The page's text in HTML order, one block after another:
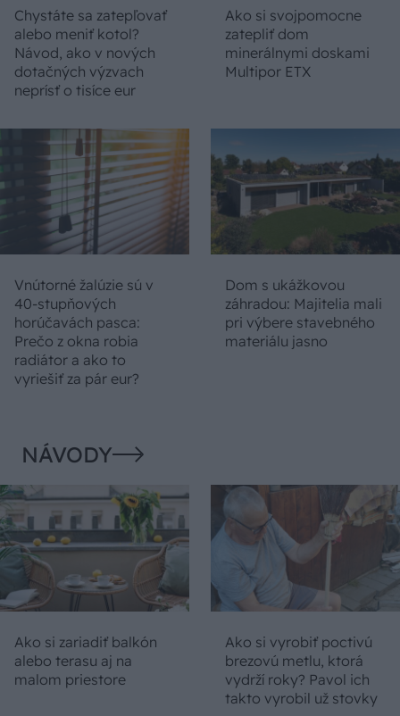
Chystáte sa zatepľovať
alebo meniť kotol?
Návod, ako v nových
dotačných výzvach
neprísť o tisíce eur
Ako si svojpomocne
zatepliť dom
minerálnymi doskami
Multipor ETX
Vnútorné žalúzie sú v
40-stupňových
horúčavách pasca:
Prečo z okna robia
radiátor a ako to
vyriešiť za pár eur?
Dom s ukážkovou
záhradou: Majitelia mali
pri výbere stavebného
materiálu jasno
NÁVODY
Ako si zariadiť balkón
alebo terasu aj na
malom priestore
Ako si vyrobiť poctivú
brezovú metlu, ktorá
vydrží roky? Pavol ich
takto vyrobil už stovky